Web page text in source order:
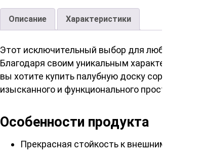
Описание Характеристики
Этот исключительный выбор для любых
Благодаря своим уникальным
вы хотите купить палубную доску сорт АВ
изысканного и функционального пространства.
Особенности продукта
Прекрасная стойкость к внешним